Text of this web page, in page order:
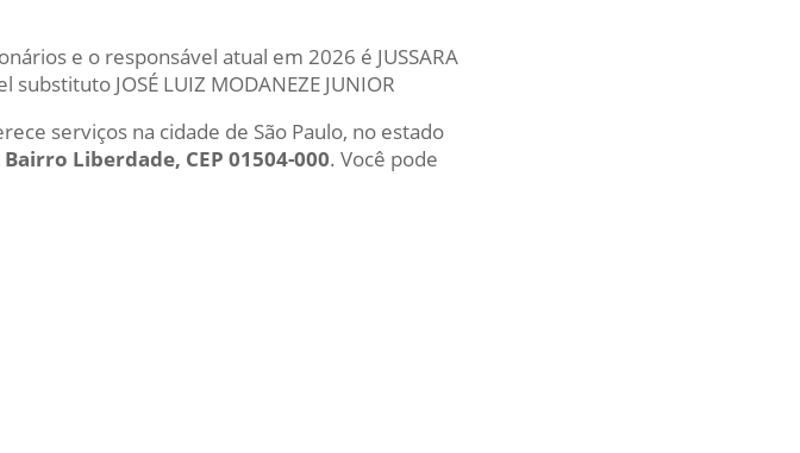
e o responsável atual em 2026 é JUSSARA
JOSÉ LUIZ MODANEZE JUNIOR
serviços na cidade de São Paulo, no estado
Liberdade, CEP 01504-000. Você pode